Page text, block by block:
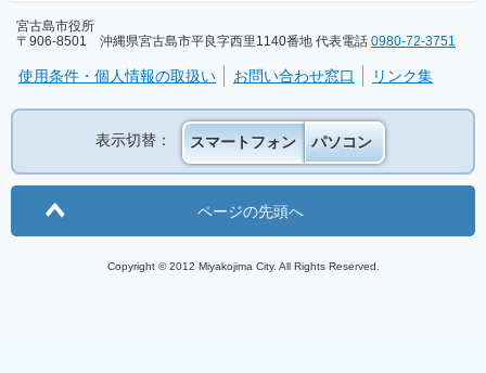
宮古島市役所
〒906-8501 沖縄県宮古島市平良字西里1140番地 代表電話 0980-72-3751
使用条件・個人情報の取扱い お問い合わせ窓口 リンク集
表示切替： スマートフォン パソコン
ページの先頭へ
Copyright © 2012 Miyakojima City. All Rights Reserved.